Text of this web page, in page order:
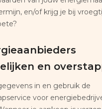
en/of krijg je bij
en
in en gebruik de
voor